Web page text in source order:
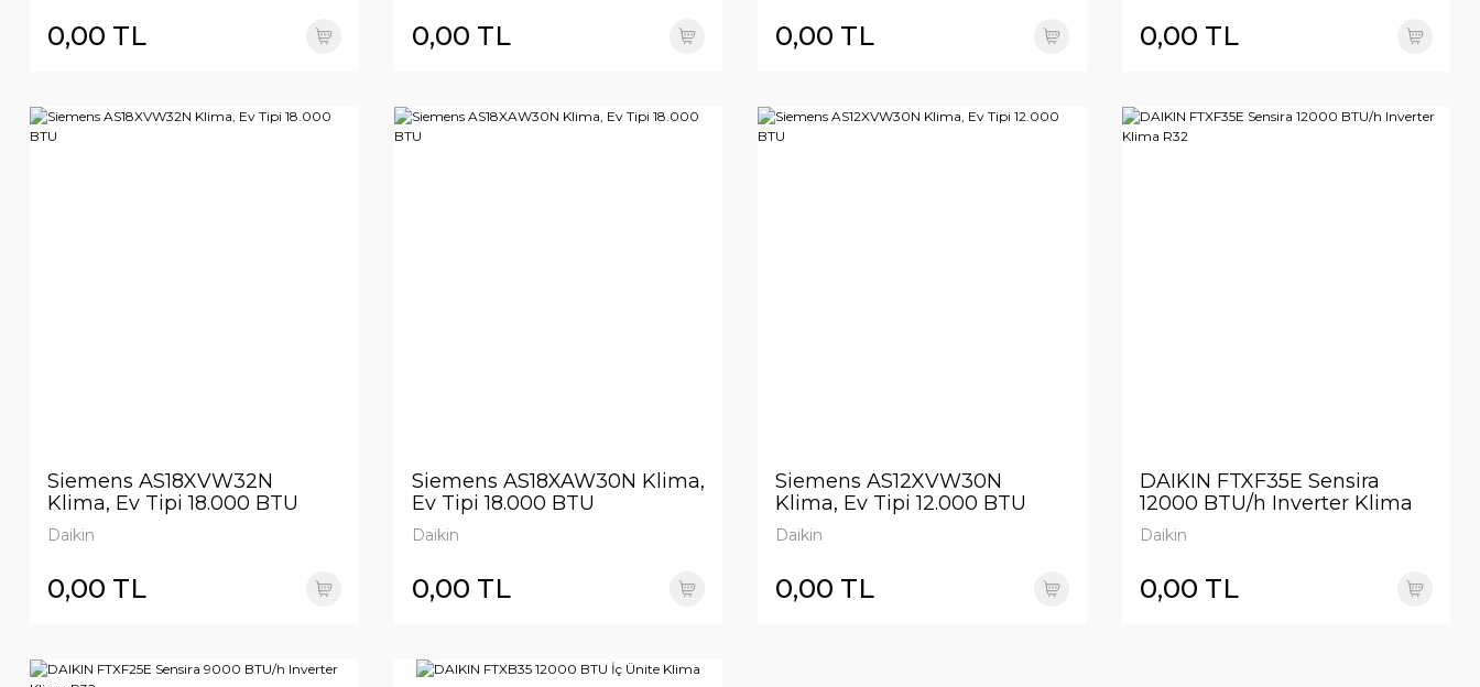
0,00 TL 0,00 TL 0,00 TL 0,00 TL
Siemens AS18XVW32N
Klima, Ev Tipi 18.000 BTU
Daikin
0,00 TL
Siemens AS18XAW30N Klima,
Ev Tipi 18.000 BTU
Daikin
0,00 TL
Siemens AS12XVW30N
Klima, Ev Tipi 12.000 BTU
Daikin
0,00 TL
DAIKIN FTXF35E Sensira
12000 BTU/h Inverter Klima
R32
Daikin
0,00 TL